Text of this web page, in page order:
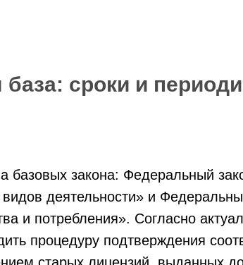
сроки и
базовых закона: Федеральный
деятельности» и
и потребления». Согласно
процедуру подтверждения